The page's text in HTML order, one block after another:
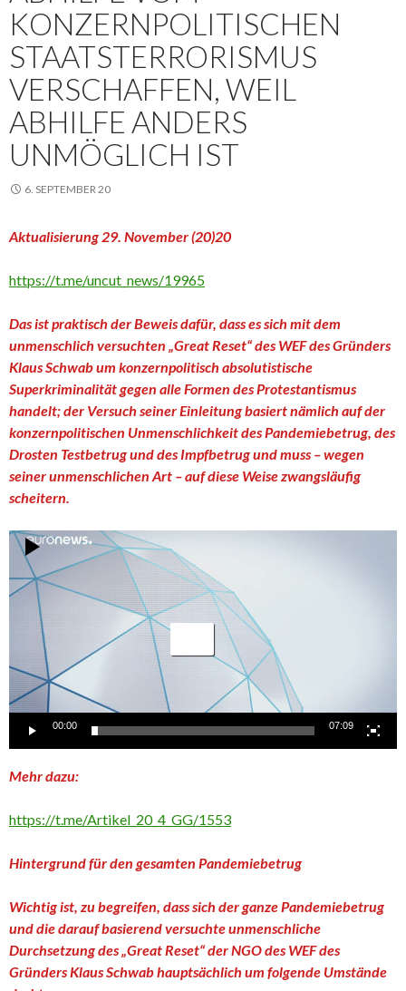
KONZERNPOLITISCHEN
STAATSTERRORISMUS
VERSCHAFFEN, WEIL
ABHILFE ANDERS
UNMÖGLICH IST
6. SEPTEMBER 20
Aktualisierung 29. November (20)20
https://t.me/uncut_news/19965
Das ist praktisch der Beweis dafür, dass es sich mit dem
unmenschlich versuchten „Great Reset“ des WEF des Gründers
Klaus Schwab um konzernpolitisch absolutistische
Superkriminalität gegen alle Formen des Protestantismus
handelt; der Versuch seiner Einleitung basiert nämlich auf der
konzernpolitischen Unmenschlichkeit des Pandemiebetrug, des
Drosten Testbetrug und des Impfbetrug und muss – wegen
seiner unmenschlichen Art – auf diese Weise zwangsläufig
scheitern.
Video-
Player
00:00 07:09
Mehr dazu:
https://t.me/Artikel_20_4_GG/1553
Hintergrund für den gesamten Pandemiebetrug
Wichtig ist, zu begreifen, dass sich der ganze Pandemiebetrug
und die darauf basierend versuchte unmenschliche
Durchsetzung des „Great Reset“ der NGO des WEF des
Gründers Klaus Schwab hauptsächlich um folgende Umstände